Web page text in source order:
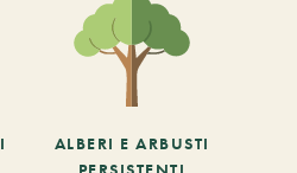
ALBERI E ARBUSTI